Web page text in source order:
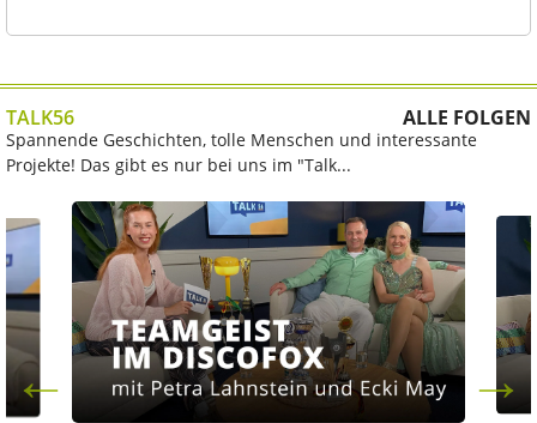
TALK56 ALLE FOLGEN
Spannende Geschichten, tolle Menschen und interessante
Projekte! Das gibt es nur bei uns im "Talk...